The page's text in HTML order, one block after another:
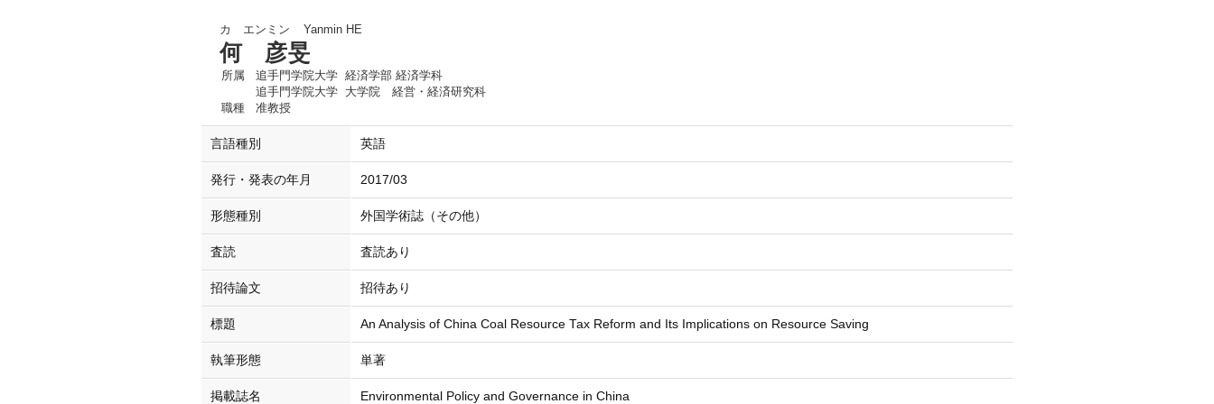
カ エンミン Yanmin HE
何 彦旻
所属
追手門学院大学 経済学部 経済学科
追手門学院大学 大学院 経営・経済研究科
職種
准教授
言語種別 英語
発行・発表の年月 2017/03
形態種別 外国学術誌（その他）
査読 査読あり
招待論文 招待あり
標題 An Analysis of China Coal Resource Tax Reform and Its Implications on Resource Saving
執筆形態 単著
掲載誌名 Environmental Policy and Governance in China